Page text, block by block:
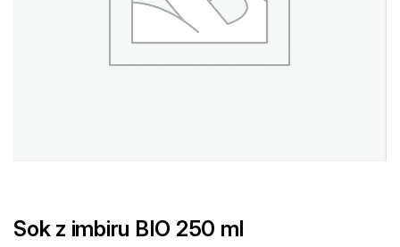
Sok z imbiru BIO 250 ml